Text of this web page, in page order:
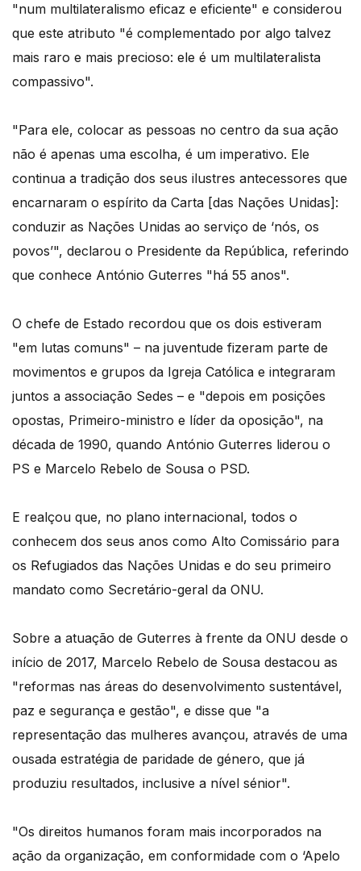
"num multilateralismo eficaz e eficiente" e considerou
que este atributo "é complementado por algo talvez
mais raro e mais precioso: ele é um multilateralista
compassivo".
"Para ele, colocar as pessoas no centro da sua ação
não é apenas uma escolha, é um imperativo. Ele
continua a tradição dos seus ilustres antecessores que
encarnaram o espírito da Carta [das Nações Unidas]:
conduzir as Nações Unidas ao serviço de ‘nós, os
povos’", declarou o Presidente da República, referindo
que conhece António Guterres "há 55 anos".
O chefe de Estado recordou que os dois estiveram
"em lutas comuns" – na juventude fizeram parte de
movimentos e grupos da Igreja Católica e integraram
juntos a associação Sedes – e "depois em posições
opostas, Primeiro-ministro e líder da oposição", na
década de 1990, quando António Guterres liderou o
PS e Marcelo Rebelo de Sousa o PSD.
E realçou que, no plano internacional, todos o
conhecem dos seus anos como Alto Comissário para
os Refugiados das Nações Unidas e do seu primeiro
mandato como Secretário-geral da ONU.
Sobre a atuação de Guterres à frente da ONU desde o
início de 2017, Marcelo Rebelo de Sousa destacou as
"reformas nas áreas do desenvolvimento sustentável,
paz e segurança e gestão", e disse que "a
representação das mulheres avançou, através de uma
ousada estratégia de paridade de género, que já
produziu resultados, inclusive a nível sénior".
"Os direitos humanos foram mais incorporados na
ação da organização, em conformidade com o ‘Apelo